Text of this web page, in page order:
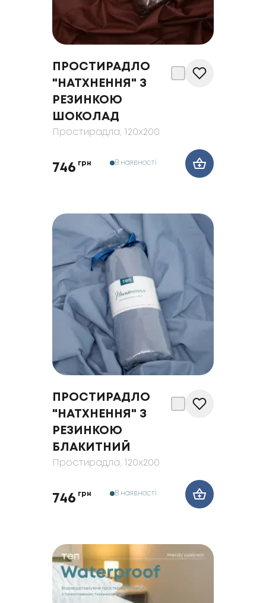
ПРОСТИРАДЛО
"НАТХНЕННЯ" З
РЕЗИНКОЮ
ШОКОЛАД
Простирадла, 120x200
746 грн В наявності
ПРОСТИРАДЛО
"НАТХНЕННЯ" З
РЕЗИНКОЮ
БЛАКИТНИЙ
Простирадла, 120x200
746 грн В наявності